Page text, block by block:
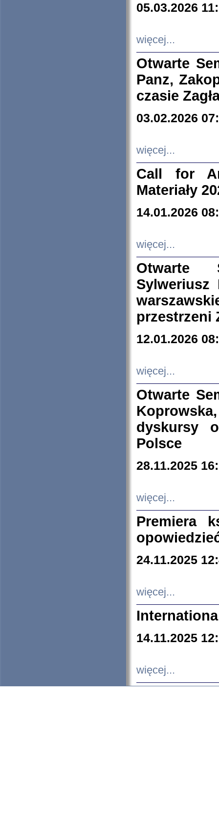
05.03.2026
więcej...
Otwarte
Panz,
czasie
03.02.2026
więcej...
Call for
Materiały
14.01.2026
więcej...
Otwarte
Sylweriusz
przestrzeni
12.01.2026
więcej...
Otwarte
dyskursy
Polsce
28.11.2025
więcej...
Premiera
24.11.2025
więcej...
14.11.2025
więcej...